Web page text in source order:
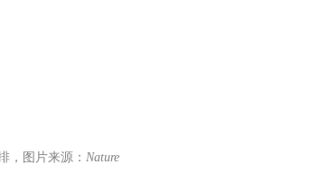
，图片来源： Nature